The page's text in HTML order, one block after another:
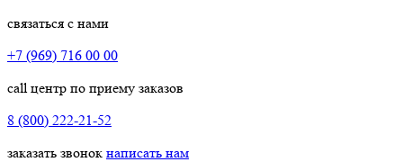
связаться с нами
+7 (969) 716 00 00
call центр по приему заказов
8 (800) 222-21-52
заказать звонок написать нам